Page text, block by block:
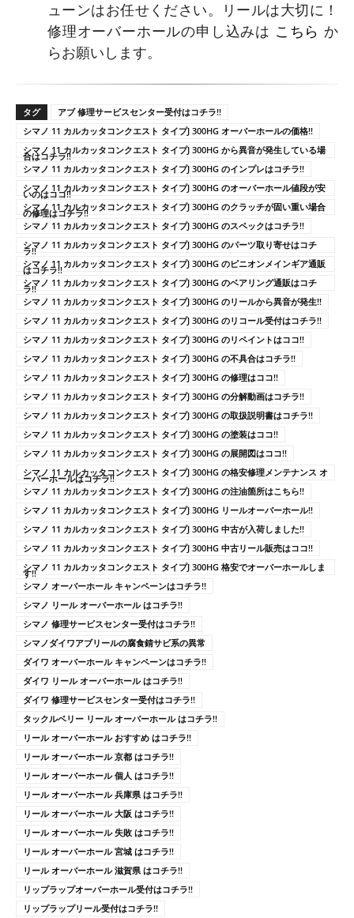
ューンはお任せください。リールは大切に！
修理オーバーホールの申し込みは こちら か
らお願いします。
タグ
アブ 修理サービスセンター受付はコチラ!!
シマノ 11 カルカッタコンクエスト タイプJ 300HG オーバーホールの価格!!
シマノ 11 カルカッタコンクエスト タイプJ 300HG から異音が発生している場
合はコチラ!!
シマノ 11 カルカッタコンクエスト タイプJ 300HG のインプレはコチラ!!
シマノ 11 カルカッタコンクエスト タイプJ 300HG のオーバーホール値段が安
いのはココ!!
シマノ 11 カルカッタコンクエスト タイプJ 300HG のクラッチが固い重い場合
の修理はコチラ!!
シマノ 11 カルカッタコンクエスト タイプJ 300HG のスペックはコチラ!!
シマノ 11 カルカッタコンクエスト タイプJ 300HG のパーツ取り寄せはコチ
ラ!!
シマノ 11 カルカッタコンクエスト タイプJ 300HG のピニオンメインギア通販
はコチラ!!
シマノ 11 カルカッタコンクエスト タイプJ 300HG のベアリング通販はコチ
ラ!!
シマノ 11 カルカッタコンクエスト タイプJ 300HG のリールから異音が発生!!
シマノ 11 カルカッタコンクエスト タイプJ 300HG のリコール受付はコチラ!!
シマノ 11 カルカッタコンクエスト タイプJ 300HG のリペイントはココ!!
シマノ 11 カルカッタコンクエスト タイプJ 300HG の不具合はコチラ!!
シマノ 11 カルカッタコンクエスト タイプJ 300HG の修理はココ!!
シマノ 11 カルカッタコンクエスト タイプJ 300HG の分解動画はコチラ!!
シマノ 11 カルカッタコンクエスト タイプJ 300HG の取扱説明書はコチラ!!
シマノ 11 カルカッタコンクエスト タイプJ 300HG の塗装はココ!!
シマノ 11 カルカッタコンクエスト タイプJ 300HG の展開図はココ!!
シマノ 11 カルカッタコンクエスト タイプJ 300HG の格安修理メンテナンス オ
ーバーホールはコチラ!!
シマノ 11 カルカッタコンクエスト タイプJ 300HG の注油箇所はこちら!!
シマノ 11 カルカッタコンクエスト タイプJ 300HG リールオーバーホール!!
シマノ 11 カルカッタコンクエスト タイプJ 300HG 中古が入荷しました!!
シマノ 11 カルカッタコンクエスト タイプJ 300HG 中古リール販売はココ!!
シマノ 11 カルカッタコンクエスト タイプJ 300HG 格安でオーバーホールしま
す!!
シマノ オーバーホール キャンペーンはコチラ!!
シマノ リール オーバーホール はコチラ!!
シマノ 修理サービスセンター受付はコチラ!!
シマノダイワアブリールの腐食錆サビ系の異常
ダイワ オーバーホール キャンペーンはコチラ!!
ダイワ リール オーバーホール はコチラ!!
ダイワ 修理サービスセンター受付はコチラ!!
タックルベリー リール オーバーホール はコチラ!!
リール オーバーホール おすすめ はコチラ!!
リール オーバーホール 京都 はコチラ!!
リール オーバーホール 個人 はコチラ!!
リール オーバーホール 兵庫県 はコチラ!!
リール オーバーホール 大阪 はコチラ!!
リール オーバーホール 失敗 はコチラ!!
リール オーバーホール 宮城 はコチラ!!
リール オーバーホール 滋賀県 はコチラ!!
リップラップオーバーホール受付はコチラ!!
リップラップリール受付はコチラ!!